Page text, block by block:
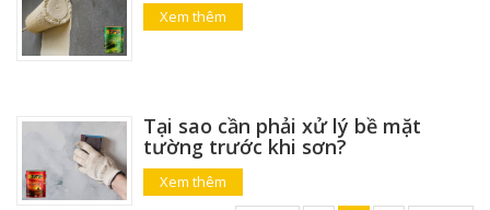
Xem thêm
Tại sao cần phải xử lý bề mặt
tường trước khi sơn?
Xem thêm